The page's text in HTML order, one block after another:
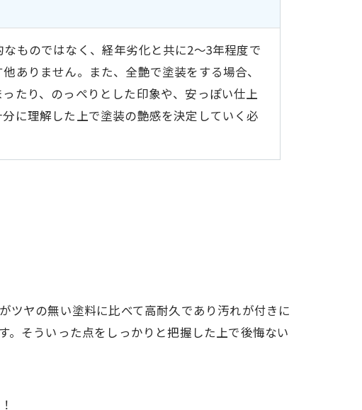
ものではなく、経年劣化と共に2～3年程度で
ありません。また、全艶で塗装をする場合、
たり、のっぺりとした印象や、安っぽい仕上
に理解した上で塗装の艶感を決定していく必
ヤの無い塗料に比べて高耐久であり汚れが付きに
そういった点をしっかりと把握した上で後悔ない